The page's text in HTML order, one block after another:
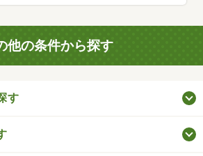
他の条件から探す
す